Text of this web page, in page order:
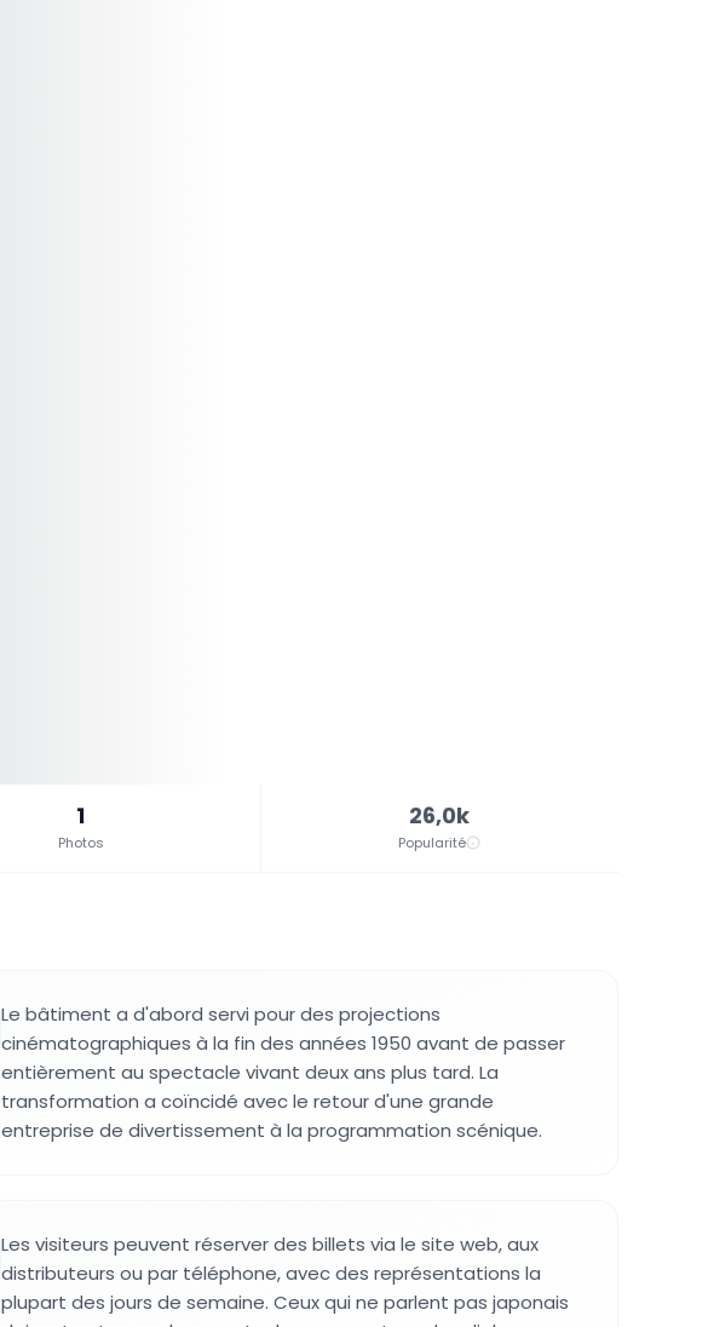
1
Photos
26,0k
Popularité
Le bâtiment a d'abord servi pour des projections
cinématographiques à la fin des années 1950 avant de passer
entièrement au spectacle vivant deux ans plus tard. La
transformation a coïncidé avec le retour d'une grande
entreprise de divertissement à la programmation scénique.
Les visiteurs peuvent réserver des billets via le site web, aux
distributeurs ou par téléphone, avec des représentations la
plupart des jours de semaine. Ceux qui ne parlent pas japonais